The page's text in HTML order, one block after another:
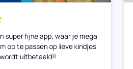
super fijne app, waar je mega
op te passen op lieve kindjes
uitbetaald!!